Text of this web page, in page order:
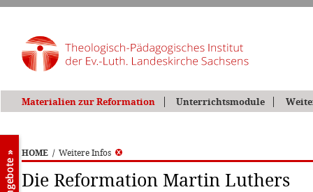
Materialien zur Reformation Unterrichtsmodule
HOME / Weitere Infos
Die Reformation Martin Luthers